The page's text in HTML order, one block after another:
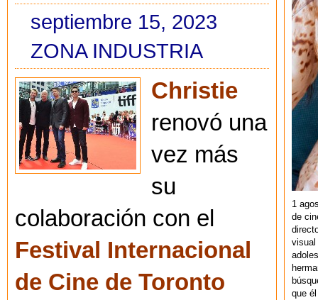
septiembre 15, 2023
ZONA INDUSTRIA
Christie
renovó una
vez más
su
colaboración con el
Festival Internacional
de Cine de Toronto
1
de
visual
que